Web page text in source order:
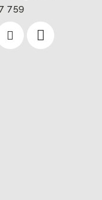
759